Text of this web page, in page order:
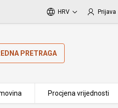
HRV Prijava
PRETRAGA
Procjena vrijednosti